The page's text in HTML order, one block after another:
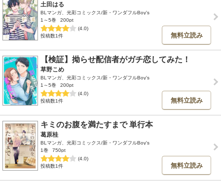
土田はる
BLマンガ、光彩コミックス/新・ワンダフルBoy's
1～5巻
200pt
(4.0)
投稿数1件
無料立読み
【検証】拗らせ配信者がガチ恋してみた！
草野こめ
BLマンガ、光彩コミックス/新・ワンダフルBoy's
1～5巻
200pt
(4.0)
投稿数1件
無料立読み
キミのお腹を満たすまで 単行本
葛原桂
BLマンガ、光彩コミックス/新・ワンダフルBoy's
1巻
750pt
(4.0)
投稿数1件
無料立読み